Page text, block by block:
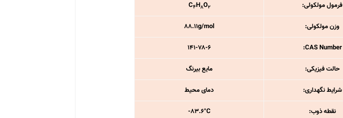
فرمول مولکولی: C۴H۸O۲
وزن مولکولی: ۸۸.۱۱g/mol
CAS Number: ۱۴۱-۷۸-۶
حالت فیزیکی: مایع بیرنگ
شرایط نگهداری: دمای محیط
نقطه ذوب: ۸۳.۶°C-